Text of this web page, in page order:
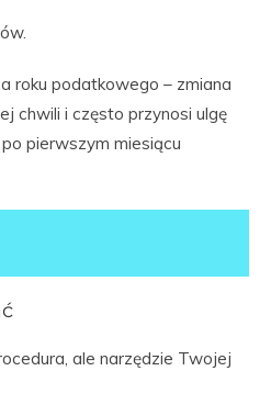
roku podatkowego – zmiana
chwili i często przynosi ulgę
pierwszym miesiącu
ale narzędzie Twojej